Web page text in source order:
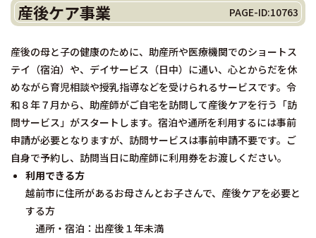
産後ケア事業 PAGE-ID:10763
産後の母と子の健康のために、助産所や医療機関でのショートス
テイ（宿泊）や、デイサービス（日中）に通い、心とからだを休
めながら育児相談や授乳指導などを受けられるサービスです。令
和８年７月から、助産師がご自宅を訪問して産後ケアを行う「訪
問サービス」がスタートします。宿泊や通所を利用するには事前
申請が必要となりますが、訪問サービスは事前申請不要です。ご
自身で予約し、訪問当日に助産師に利用券をお渡しください。
利用できる方
越前市に住所があるお母さんとお子さんで、産後ケアを必要と
する方
通所・宿泊：出産後１年未満